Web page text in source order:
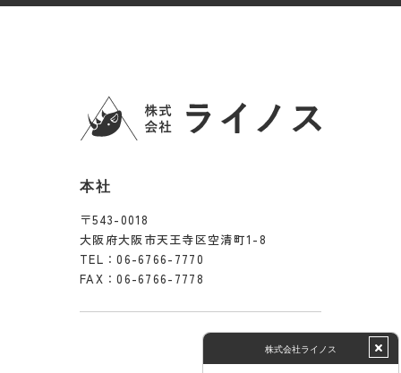
本社
〒543-0018
大阪府大阪市天王寺区空清町1-8
TEL：06-6766-7770
FAX：06-6766-7778